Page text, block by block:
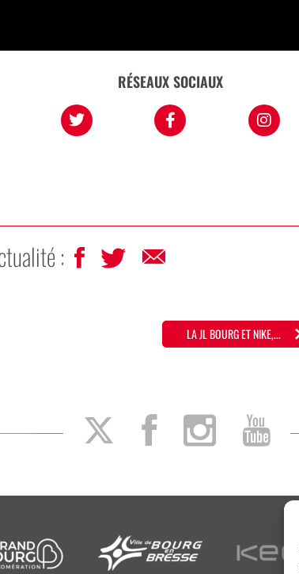
RÉSEAUX SOCIAUX
:
LA JL BOURG ET NIKE,...